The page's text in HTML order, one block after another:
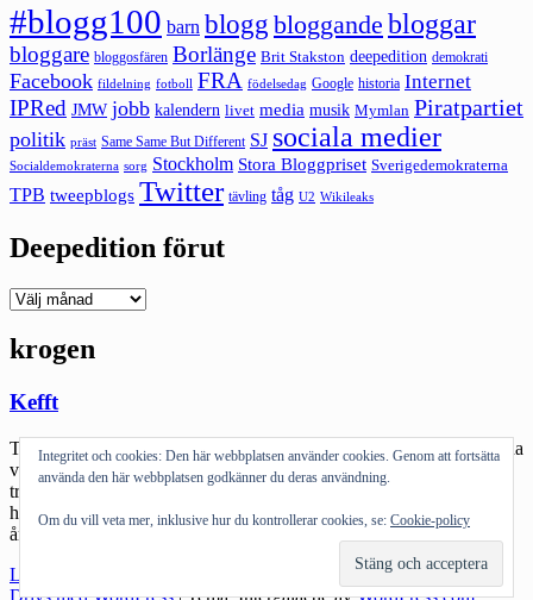
#blogg100 barn blogg bloggande bloggar
bloggare bloggosfären Borlänge Brit Stakston deepedition demokrati
Facebook fildelning fotboll FRA födelsedag Google historia Internet
IPRed JMW jobb kalendern livet media musik Mymlan Piratpartiet
politik präst Same Same But Different SJ sociala medier
Socialdemokraterna sorg Stockholm Stora Bloggpriset Sverigedemokraterna
TPB tweepblogs Twitter tävling tåg U2 Wikileaks
Deepedition förut
Deepedition
krogen
Kefft
Tittar på klockan typ en gång i halvminuten. Har tokpackat den enda
väska som finns kvar i huset som inte är ryggsäck – min
träningsväska. Kan ju tyckas lite äckligt men det är ingen fara: den
har inte innehållit svettiga kläder eller blöta handdukar på över ett
år… Ska ta bussen ner på stan och […]
Läs mer
Drivs med WordPress |Tema: Intergalactic avWordPress.com.
Integritet och cookies: Den här webbplatsen använder cookies. Genom att fortsätta
använda den här webbplatsen godkänner du deras användning.
Om du vill veta mer, inklusive hur du kontrollerar cookies, se: Cookie-policy